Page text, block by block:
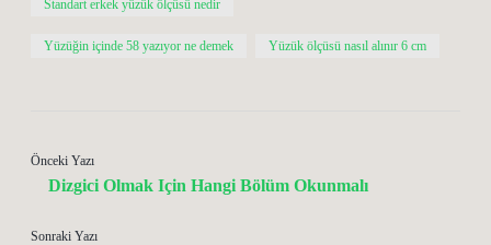
Standart erkek yüzük ölçüsü nedir
Yüzüğin içinde 58 yazıyor ne demek Yüzük ölçüsü nasıl alınır 6 cm
Önceki Yazı
Dizgici Olmak Için Hangi Bölüm Okunmalı
Sonraki Yazı